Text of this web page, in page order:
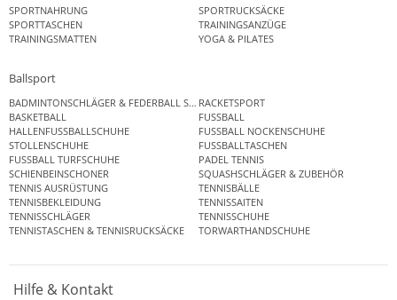
SPORTNAHRUNG
SPORTRUCKSÄCKE
SPORTTASCHEN
TRAININGSANZÜGE
TRAININGSMATTEN
YOGA & PILATES
Ballsport
BADMINTONSCHLÄGER & FEDERBALL SETSRACKETSPORT
BASKETBALL
FUSSBALL
HALLENFUSSBALLSCHUHE
FUSSBALL NOCKENSCHUHE
STOLLENSCHUHE
FUSSBALLTASCHEN
FUSSBALL TURFSCHUHE
PADEL TENNIS
SCHIENBEINSCHONER
SQUASHSCHLÄGER & ZUBEHÖR
TENNIS AUSRÜSTUNG
TENNISBÄLLE
TENNISBEKLEIDUNG
TENNISSAITEN
TENNISSCHLÄGER
TENNISSCHUHE
TENNISTASCHEN & TENNISRUCKSÄCKE
TORWARTHANDSCHUHE
Hilfe & Kontakt